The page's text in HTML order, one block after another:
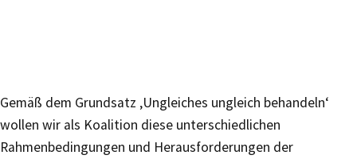
Gemäß dem Grundsatz ‚Ungleiches ungleich behandeln‘
wollen wir als Koalition diese unterschiedlichen
Rahmenbedingungen und Herausforderungen der